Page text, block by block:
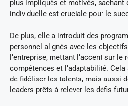
plus impliqués et motivés, sachant
individuelle est cruciale pour le
De plus, elle a introduit des
personnel alignés avec les
l’entreprise, mettant l’accent sur le
compétences et l’adaptabilité.
de fidéliser les talents, mais aussi
leaders prêts à relever les défis